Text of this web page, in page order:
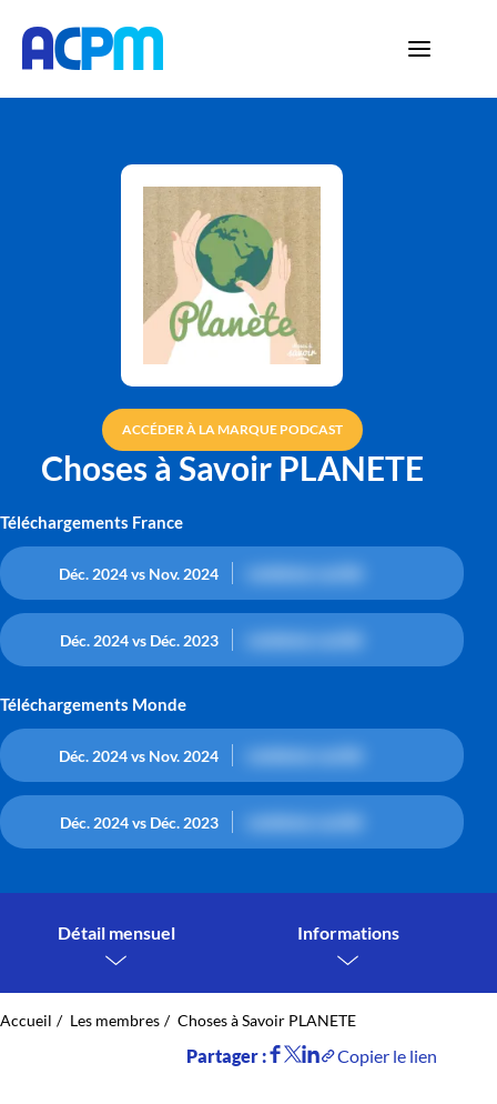
ACCÉDER À LA MARQUE PODCAST
Choses à Savoir PLANETE
Téléchargements France
Déc. 2024 vs Nov. 2024
Déc. 2024 vs Déc. 2023
Téléchargements Monde
Déc. 2024 vs Nov. 2024
Déc. 2024 vs Déc. 2023
Détail mensuel Informations
Accueil Les membres Choses à Savoir PLANETE
Partager : Copier le lien